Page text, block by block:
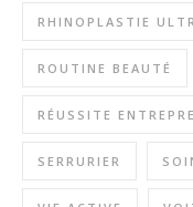
RHINOPLASTIE
ROUTINE BEAUTÉ
RÉUSSITE
SERRURIER